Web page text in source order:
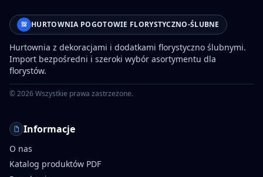
HURTOWNIA POGOTOWIE FLORYSTYCZNO-ŚLUBNE
Hurtownia z dekoracjami i dodatkami florystyczno ślubnymi.
Import bezpośredni i szeroki wybór asortymentu dla
florystów.
©2026Wszystkie prawa zastrzeżone.
Informacje
O nas
Katalog produktów PDF